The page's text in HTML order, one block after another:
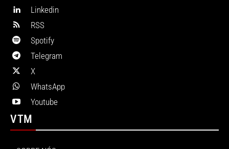
Linkedin
RSS
Spotify
Telegram
X
WhatsApp
Youtube
VTM